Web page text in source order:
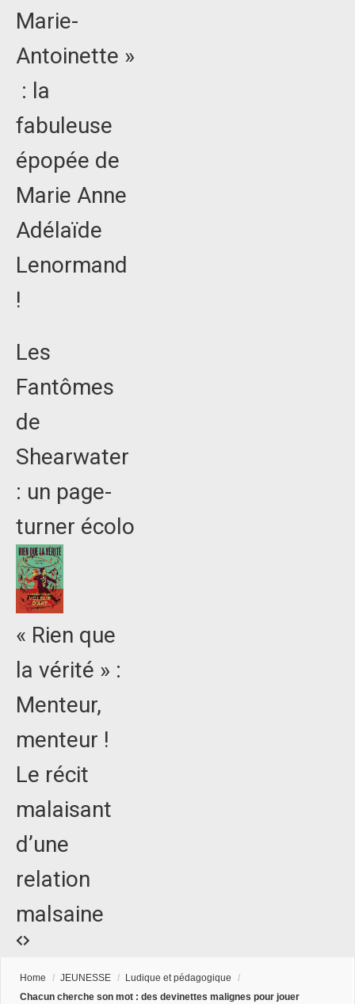
Marie-
Antoinette »
: la
fabuleuse
épopée de
Marie Anne
Adélaïde
Lenormand
!
Les
Fantômes
de
Shearwater
: un page-
turner écolo
« Rien que
la vérité » :
Menteur,
menteur !
Le récit
malaisant
d’une
relation
malsaine
Home / JEUNESSE / Ludique et pédagogique
/
Chacun cherche son mot : des devinettes malignes pour jouer